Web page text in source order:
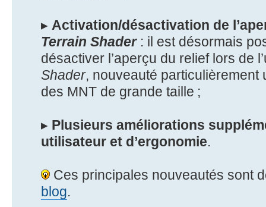
▸ Activation/désactivation de
Terrain Shader: il est désormais
désactiver l’aperçu du relief lors de
Shader, nouveauté particulièrement
des MNT de grande taille ;
▸ Plusieurs améliorations
utilisateur et d’ergonomie.
Ces principales nouveautés sont
blog.